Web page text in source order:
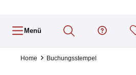
Menü
Home Buchungsstempel